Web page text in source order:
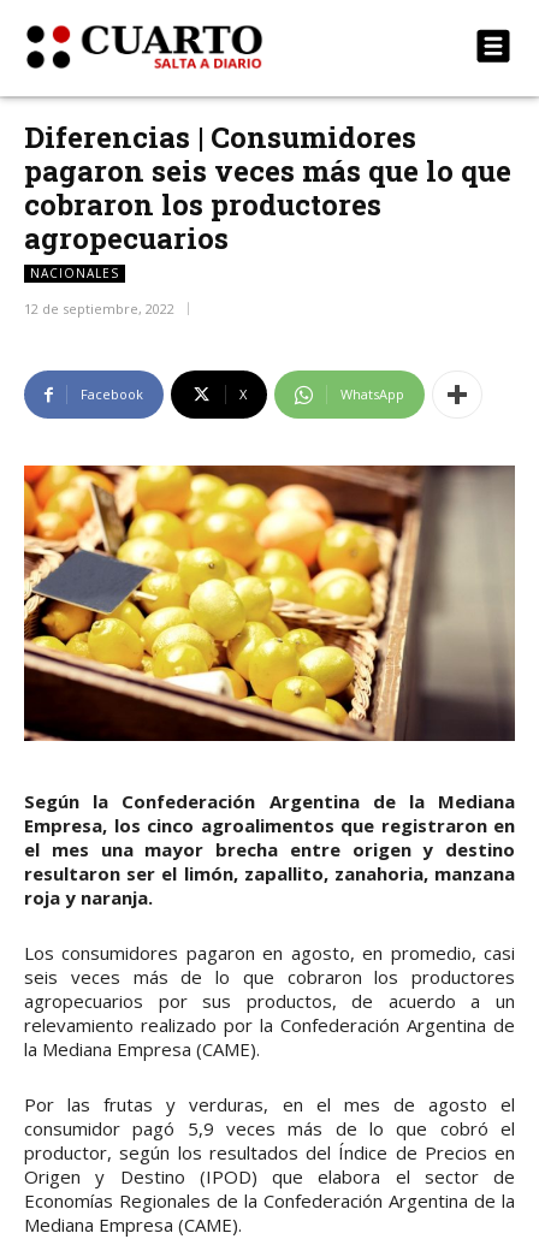
Diferencias | Consumidores
pagaron seis veces más que lo que
cobraron los productores
agropecuarios
NACIONALES
12 de septiembre, 2022
Facebook X WhatsApp
Según la Confederación Argentina de la Mediana
Empresa, los cinco agroalimentos que registraron en
el mes una mayor brecha entre origen y destino
resultaron ser el limón, zapallito, zanahoria, manzana
roja y naranja.
Los consumidores pagaron en agosto, en promedio, casi
seis veces más de lo que cobraron los productores
agropecuarios por sus productos, de acuerdo a un
relevamiento realizado por la Confederación Argentina de
la Mediana Empresa (CAME).
Por las frutas y verduras, en el mes de agosto el
consumidor pagó 5,9 veces más de lo que cobró el
productor, según los resultados del Índice de Precios en
Origen y Destino (IPOD) que elabora el sector de
Economías Regionales de la Confederación Argentina de la
Mediana Empresa (CAME).